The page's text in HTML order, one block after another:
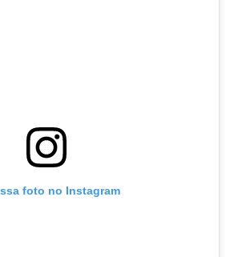
foto no Instagram